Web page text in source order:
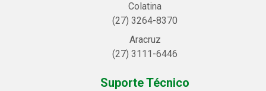
Colatina
(27) 3264-8370
Aracruz
(27) 3111-6446
Suporte Técnico